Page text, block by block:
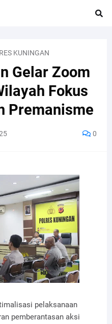
KUNINGAN
Gelar Zoom
Fokus
Premanisme
0
pelaksanaan
pemberantasan aksi